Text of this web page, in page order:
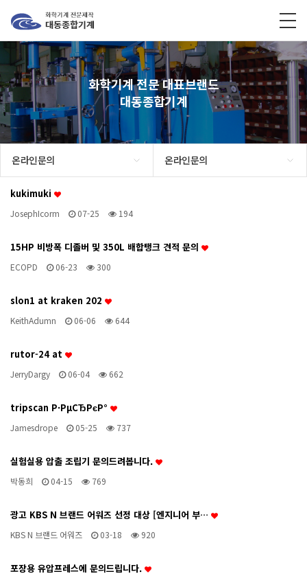
화학기계 전문 대표브랜드
대동종합기계
온라인문의 온라인문의
kukimuki
JosephIcorm 07-25 194
15HP 비방폭 디졸버 및 350L 배합탱크 견적 문의
ECOPD 06-23 300
slon1 at kraken 202
KeithAdumn 06-06 644
rutor-24 at
JerryDargy 06-04 662
tripscan Р·РµСЂРєР°
Jamesdrope 05-25 737
실험실용 압출 조립기 문의드려봅니다.
박동희 04-15 769
광고 KBS N 브랜드 어워즈 선정 대상 [엔지니어 부…
KBS N 브랜드 어워즈 03-18 920
포장용 유압프레스에 문의드립니다.